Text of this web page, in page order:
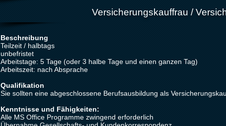
Versicherungskauffrau /
Beschreibung
Teilzeit / halbtags
unbefristet
Arbeitstage: 5 Tage (oder 3 halbe Tage und einen ganzen Tag)
Arbeitszeit: nach Absprache
Qualifikation
Sie sollten eine abgeschlossene Berufsausbildung als
Kenntnisse und Fähigkeiten:
Alle MS Office Programme zwingend erforderlich